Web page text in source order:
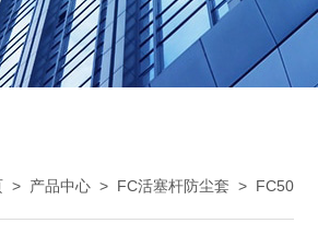
> 产品中心 > FC活塞杆防尘套 > FC50